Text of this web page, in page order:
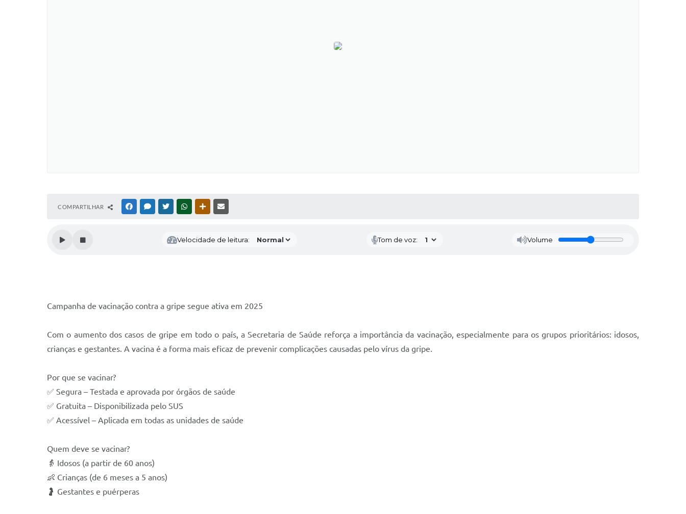
COMPARTILHAR FACEBOOKMESSENGER
TWITTERWHATSAPPOUTRAS MÍDIAS
Velocidade de leitura: Tom de voz: Volume
Campanha de vacinação contra a gripe segue ativa em 2025
Com o aumento dos casos de gripe em todo o país, a Secretaria de Saúde reforça a importância da vacinação, especialmente para os grupos prioritários: idosos,
crianças e gestantes. A vacina é a forma mais eficaz de prevenir complicações causadas pelo vírus da gripe.
Por que se vacinar?
✅ Segura – Testada e aprovada por órgãos de saúde
✅ Gratuita – Disponibilizada pelo SUS
✅ Acessível – Aplicada em todas as unidades de saúde
Quem deve se vacinar?
👵 Idosos (a partir de 60 anos)
👶 Crianças (de 6 meses a 5 anos)
🤰 Gestantes e puérperas